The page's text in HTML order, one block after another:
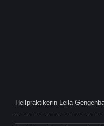
Heilpraktikerin Leila